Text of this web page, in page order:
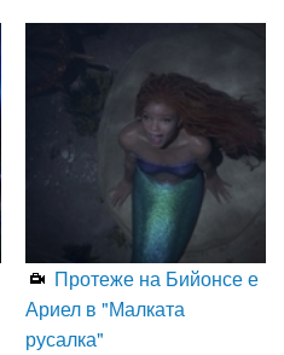
Протеже на Бийонсе е
Ариел в "Малката
русалка"